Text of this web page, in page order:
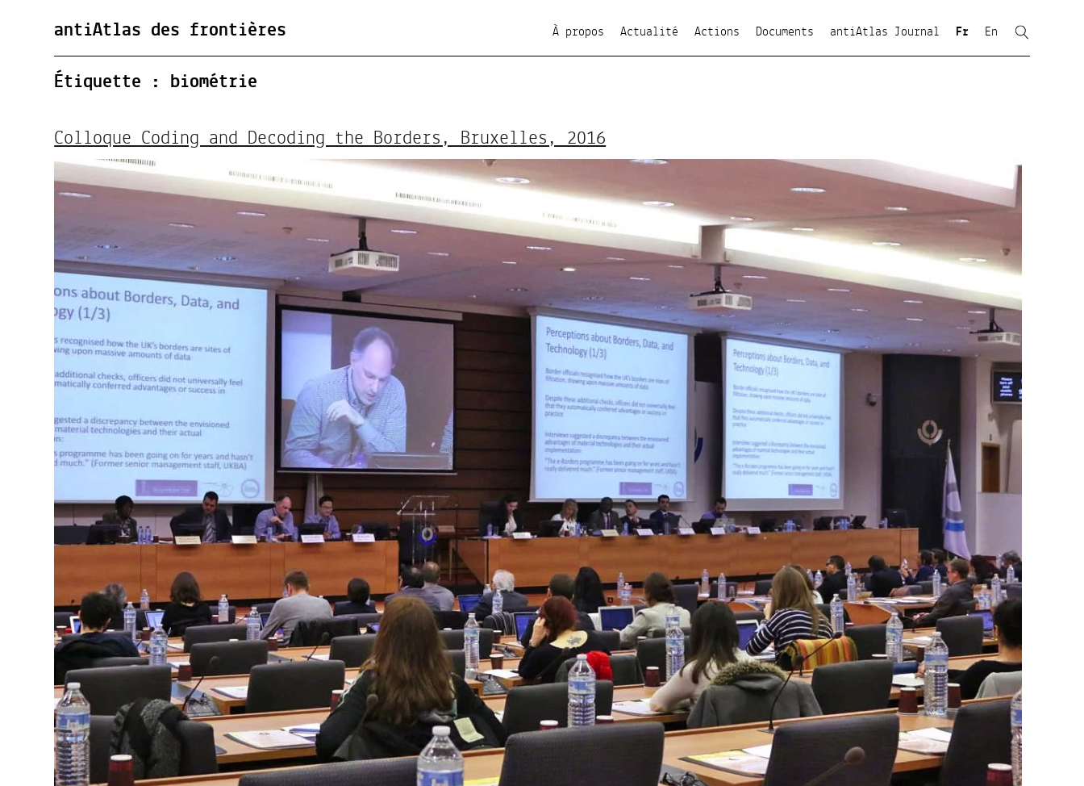
antiAtlas des frontières À propos Actualité Actions Documents antiAtlas Journal Fr En
Étiquette : biométrie
Colloque Coding and Decoding the Borders, Bruxelles, 2016